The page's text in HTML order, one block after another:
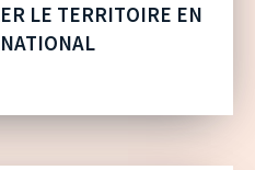
LE TERRITOIRE EN